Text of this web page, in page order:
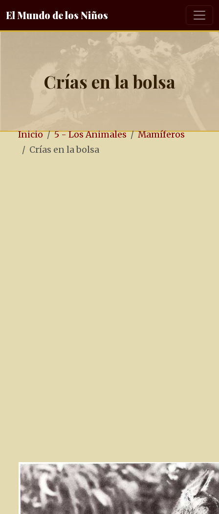
El Mundo de los Niños
Crías en la bolsa
Inicio 5 - Los Animales
Mamíferos
Crías en la bolsa